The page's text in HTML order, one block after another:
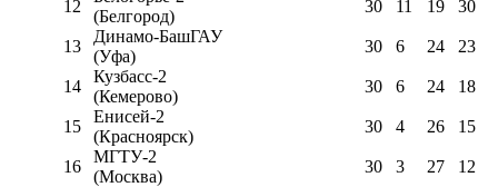
12
(Белгород)
30 11 19 30
13
Динамо-БашГАУ
(Уфа)
30 6 24 23
14
Кузбасс-2
(Кемерово)
30 6 24 18
15
Енисей-2
(Красноярск)
30 4 26 15
16
МГТУ-2
(Москва)
30 3 27 12